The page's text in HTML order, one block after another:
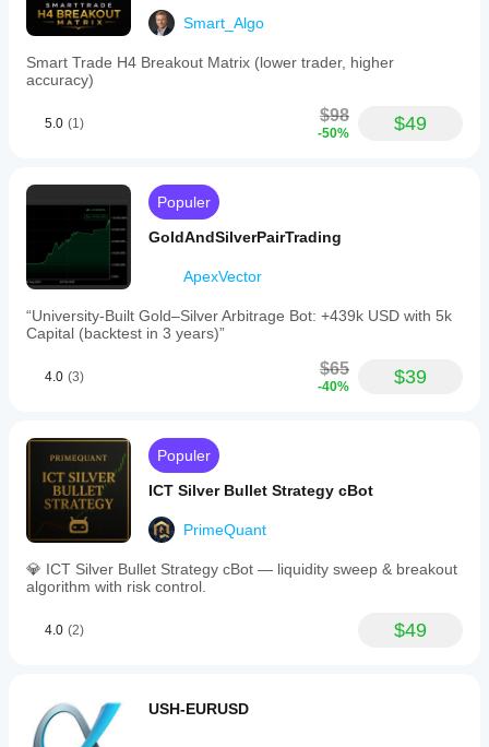
Smart_Algo
Smart Trade H4 Breakout Matrix (lower trader, higher
accuracy)
5.0 (1) $98
-50% $49
Populer
GoldAndSilverPairTrading
ApexVector
“University-Built Gold–Silver Arbitrage Bot: +439k USD with 5k
Capital (backtest in 3 years)”
4.0 (3) $65
-40% $39
Populer
ICT Silver Bullet Strategy cBot
PrimeQuant
💎 ICT Silver Bullet Strategy cBot — liquidity sweep & breakout
algorithm with risk control.
4.0 (2) $49
USH-EURUSD